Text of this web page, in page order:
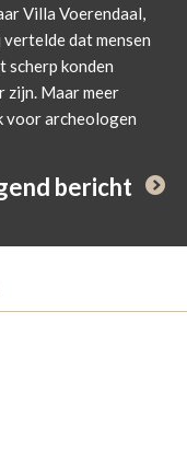
Villa Voerendaal,
dat mensen
scherp konden
zijn. Maar meer
voor archeologen
bericht